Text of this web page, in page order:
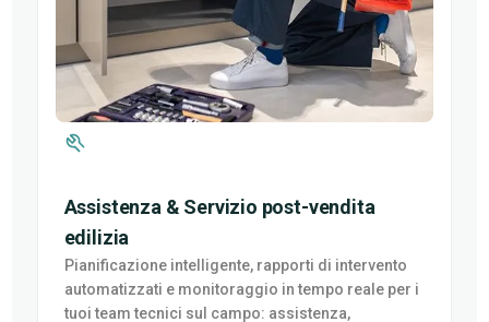
Assistenza & Servizio post-vendita
edilizia
Pianificazione intelligente, rapporti di intervento
automatizzati e monitoraggio in tempo reale per i
tuoi team tecnici sul campo: assistenza,